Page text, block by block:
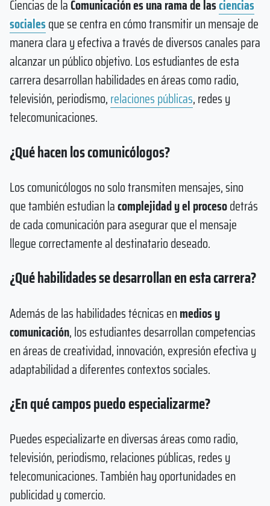
Ciencias de laComunicación es una rama de lasciencias
socialesque se centra en cómo transmitir un mensaje de
manera clara y efectiva a través de diversos canales para
alcanzar un público objetivo. Los estudiantes de esta
carrera desarrollan habilidades en áreas como radio,
televisión, periodismo,relaciones públicas, redes y
telecomunicaciones.
¿Qué hacen los comunicólogos?
Los comunicólogos no solo transmiten mensajes, sino
que también estudian lacomplejidad y el procesodetrás
de cada comunicación para asegurar que el mensaje
llegue correctamente al destinatario deseado.
¿Qué habilidades se desarrollan en esta carrera?
Además de las habilidades técnicas enmedios y
comunicación, los estudiantes desarrollan competencias
en áreas de creatividad, innovación, expresión efectiva y
adaptabilidad a diferentes contextos sociales.
¿En qué campos puedo especializarme?
Puedes especializarte en diversas áreas como radio,
televisión, periodismo, relaciones públicas, redes y
telecomunicaciones. También hay oportunidades en
publicidad y comercio.